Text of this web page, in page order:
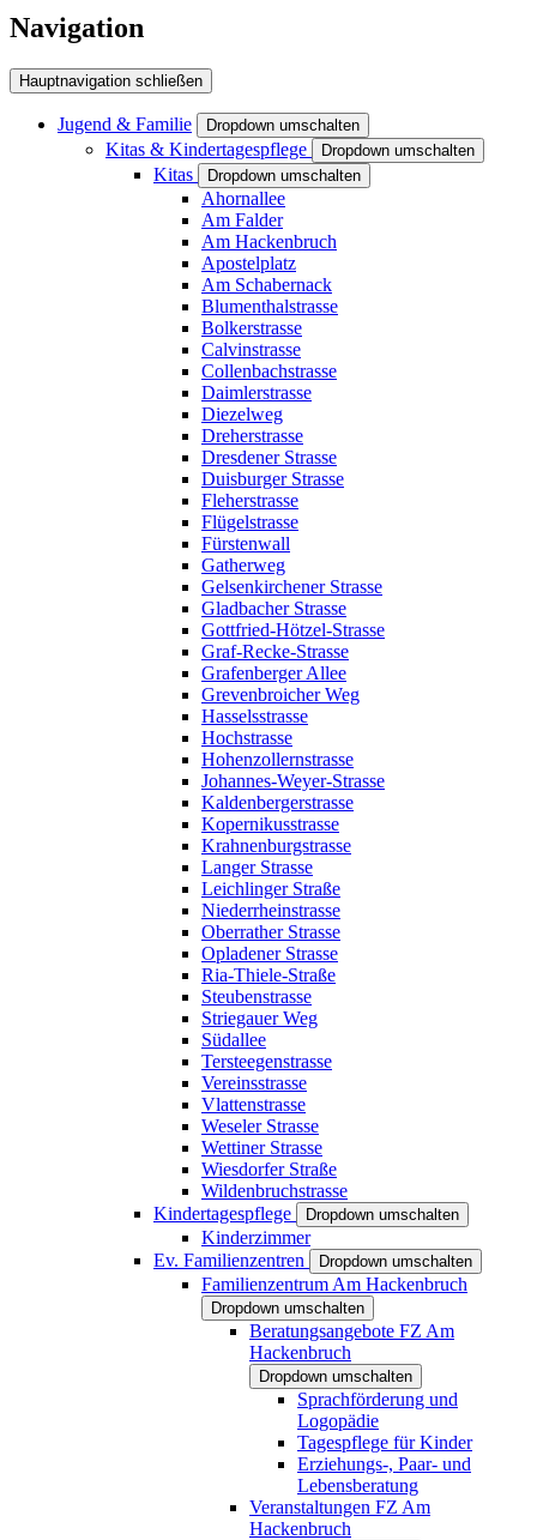
Navigation
Hauptnavigation schließen
Jugend & Familie Dropdown umschalten
Kitas & Kindertagespflege Dropdown umschalten
Kitas Dropdown umschalten
Ahornallee
Am Falder
Am Hackenbruch
Apostelplatz
Am Schabernack
Blumenthalstrasse
Bolkerstrasse
Calvinstrasse
Collenbachstrasse
Daimlerstrasse
Diezelweg
Dreherstrasse
Dresdener Strasse
Duisburger Strasse
Fleherstrasse
Flügelstrasse
Fürstenwall
Gatherweg
Gelsenkirchener Strasse
Gladbacher Strasse
Gottfried-Hötzel-Strasse
Graf-Recke-Strasse
Grafenberger Allee
Grevenbroicher Weg
Hasselsstrasse
Hochstrasse
Hohenzollernstrasse
Johannes-Weyer-Strasse
Kaldenbergerstrasse
Kopernikusstrasse
Krahnenburgstrasse
Langer Strasse
Leichlinger Straße
Niederrheinstrasse
Oberrather Strasse
Opladener Strasse
Ria-Thiele-Straße
Steubenstrasse
Striegauer Weg
Südallee
Tersteegenstrasse
Vereinsstrasse
Vlattenstrasse
Weseler Strasse
Wettiner Strasse
Wiesdorfer Straße
Wildenbruchstrasse
Kindertagespflege
Dropdown umschalten
Kinderzimmer
Ev. Familienzentren
Dropdown umschalten
Familienzentrum Am Hackenbruch
Dropdown umschalten
Beratungsangebote FZ Am
Hackenbruch
Dropdown umschalten
Sprachförderung und
Logopädie
Tagespflege für Kinder
Erziehungs-, Paar- und
Lebensberatung
Veranstaltungen FZ Am
Hackenbruch